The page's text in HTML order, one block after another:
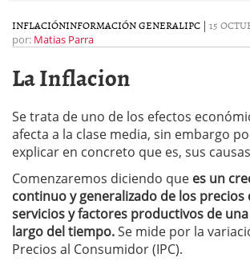
INFLACIÓNINFORMACIÓN GENERALIPC | 15
por: Matias Parra
La Inflacion
Se trata de uno de los efectos
afecta a la clase media, sin embargo
explicar en concreto que es, sus
Comenzaremos diciendo que es un
continuo y generalizado de los precios
servicios y factores productivos de
largo del tiempo.Se mide por la
Precios al Consumidor (IPC).